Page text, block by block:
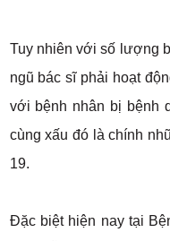
Tuy nhiên với số lượng
ngũ bác sĩ phải hoạt
với bệnh nhân bị bệnh
cùng xấu đó là chính
19.
Đặc biệt hiện nay tại